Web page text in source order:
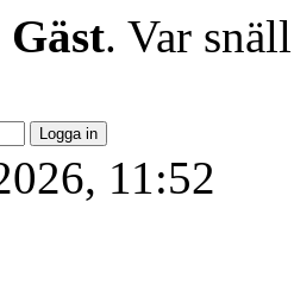
Gäst. Var
11:52